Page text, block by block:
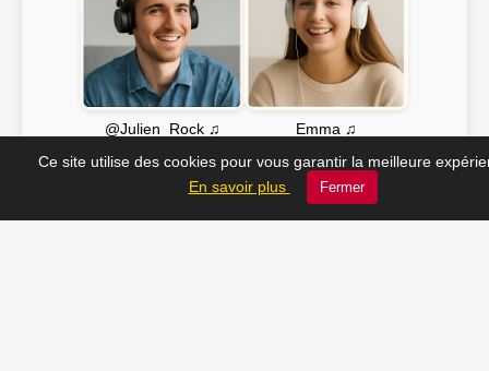
@Julien_Rock ♫ Emma ♫
Ce site utilise des cookies pour vous garantir la meilleure
En savoir plus
Fermer